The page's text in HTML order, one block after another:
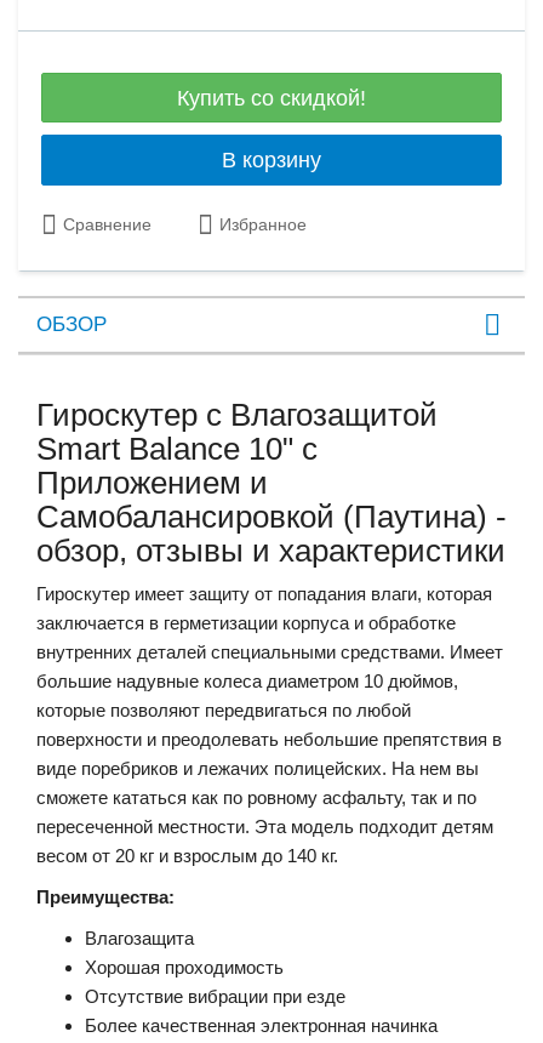
Купить со скидкой!
В корзину
Сравнение Избранное
ОБЗОР
Гироскутер с Влагозащитой
Smart Balance 10" c
Приложением и
Самобалансировкой (Паутина) -
обзор, отзывы и характеристики
Гироскутер имеет защиту от попадания влаги, которая
заключается в герметизации корпуса и обработке
внутренних деталей специальными средствами. Имеет
большие надувные колеса диаметром 10 дюймов,
которые позволяют передвигаться по любой
поверхности и преодолевать небольшие препятствия в
виде поребриков и лежачих полицейских. На нем вы
сможете кататься как по ровному асфальту, так и по
пересеченной местности. Эта модель подходит детям
весом от 20 кг и взрослым до 140 кг.
Преимущества:
Влагозащита
Хорошая проходимость
Отсутствие вибрации при езде
Более качественная электронная начинка